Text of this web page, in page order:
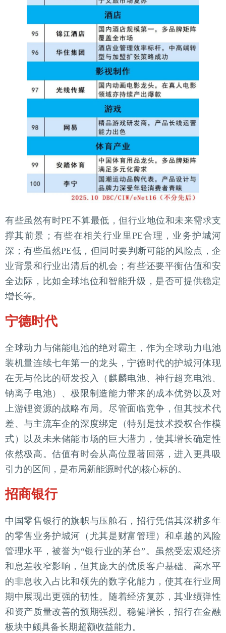
有些虽然有时PE不算最低，但行业地位和未来需求支
撑其前景；有些在相关行业里PE合理，业务护城河
深；有些虽然PE低，但同时要判断可能的风险点，企
业背景和行业出清后的机会；有些还要平衡估值和安
全边际，比如全球地位和智能升级，是否可提供稳定
增长等。
宁德时代
全球动力与储能电池的绝对霸主，作为全球动力电池
装机量连续七年第一的龙头，宁德时代的护城河体现
在无与伦比的研发投入（麒麟电池、神行超充电池、
钠离子电池）、极限制造能力带来的成本优势以及对
上游锂资源的战略布局。尽管面临竞争，但其技术代
差、与主流车企的深度绑定（特别是技术授权合作模
式）以及未来储能市场的巨大潜力，使其增长确定性
依然极高。估值有时会从高位显著回落，进入更具吸
引力的区间，是布局新能源时代的核心标的。
招商银行
中国零售银行的旗帜与压舱石，招行凭借其深耕多年
的零售业务护城河（尤其是财富管理）和卓越的风险
管理水平，被誉为“银行业的茅台”。虽然受宏观经济
和息差收窄影响，但其庞大的优质客户基础、高水平
的非息收入占比和领先的数字化能力，使其在行业周
期中展现出更强的韧性。随着经济复苏，其业绩弹性
和资产质量改善的预期强烈。稳健增长，招行在金融
板块中颇具备长期超额收益能力。